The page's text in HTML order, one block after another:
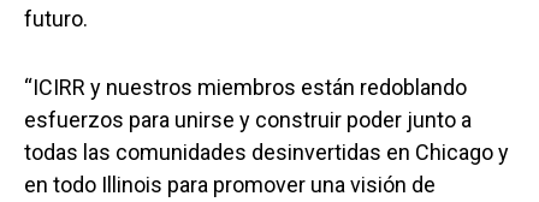
futuro.
“ICIRR y nuestros miembros están redoblando
esfuerzos para unirse y construir poder junto a
todas las comunidades desinvertidas en Chicago y
en todo Illinois para promover una visión de